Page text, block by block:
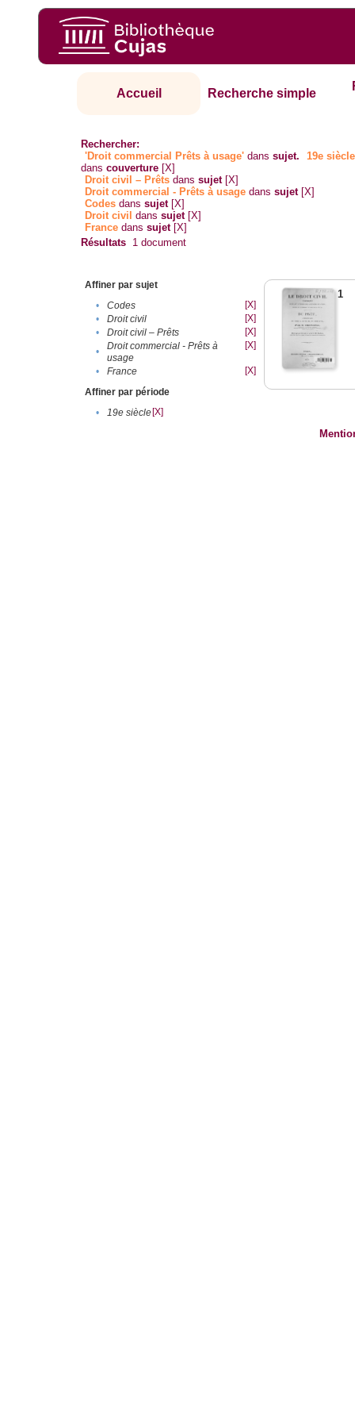
Accueil Recherche simple
Rechercher:
'Droit commercial Prêts à usage' danssujet.
19e siècle
danscouverture [X]
Droit civil – Prêts danssujet [X]
Droit commercial - Prêts à usage danssujet [X]
Codes danssujet [X]
Droit civil danssujet [X]
France danssujet [X]
Résultats 1 document
Affiner par sujet
•
Codes
[X]
•
Droit civil
[X]
•
Droit civil – Prêts
[X]
•
Droit commercial - Prêts à
usage
[X]
• France
[X]
Affiner par période
•
19e siècle[X]
1